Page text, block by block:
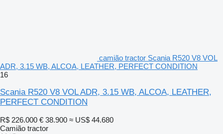
camião tractor Scania R520 V8 VOL
ADR, 3.15 WB, ALCOA, LEATHER, PERFECT CONDITION
16
Scania R520 V8 VOL ADR, 3.15 WB, ALCOA, LEATHER,
PERFECT CONDITION
R$ 226.000 € 38.900 ≈ US$ 44.680
Camião tractor